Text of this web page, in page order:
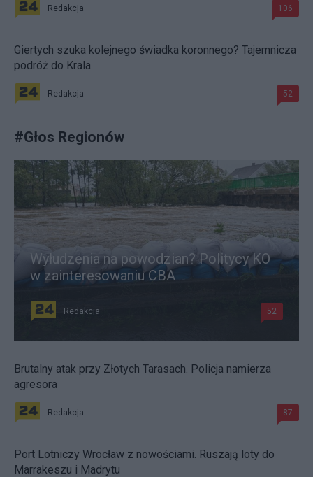
Redakcja 106
Giertych szuka kolejnego świadka koronnego? Tajemnicza
podróż do Krala
Redakcja 52
#Głos Regionów
Wyłudzenia na powodzian? Politycy KO
w zainteresowaniu CBA
Redakcja 52
Brutalny atak przy Złotych Tarasach. Policja namierza
agresora
Redakcja 87
Port Lotniczy Wrocław z nowościami. Ruszają loty do
Marrakeszu i Madrytu